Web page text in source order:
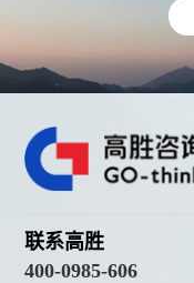
联系高胜
400-0985-606